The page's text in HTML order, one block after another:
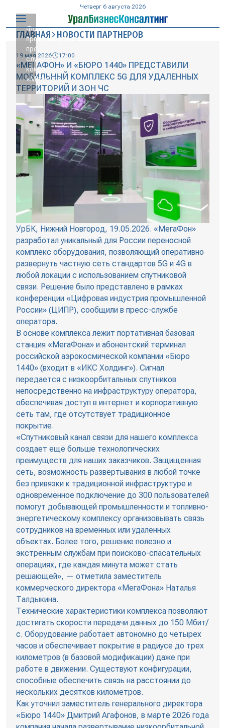
Четверг 6 августа 2026
ГЛАВНАЯ НОВОСТИ ПАРТНЕРОВ
19 мая 2026 17:00
«МЕГАФОН» И «БЮРО 1440» ПРЕДСТАВИЛИ
МОБИЛЬНЫЙ КОМПЛЕКС 5G ДЛЯ УДАЛЕННЫХ
ТЕРРИТОРИЙ И ЗОН ЧС
Фото
предоставлено
пресс-
службой
компании
«МегаФон»
УрБК, Нижний Новгород, 19.05.2026. «МегаФон»
разработал уникальный для России переносной
комплекс оборудования, позволяющий оперативно
развернуть частную сеть стандартов 5G и 4G в
любой локации с использованием спутниковой
связи. Решение было представлено в рамках
конференции «Цифровая индустрия промышленной
России» (ЦИПР), сообщили в пресс-службе
оператора.
В основе комплекса лежит портативная базовая
станция «МегаФона» и абонентский терминал
российской аэрокосмической компании «Бюро
1440» (входит в «ИКС Холдинг»). Сигнал
передается с низкоорбитальных спутников
непосредственно на инфраструктуру оператора,
обеспечивая доступ в интернет и корпоративную
сеть там, где отсутствует традиционное
покрытие.
«Спутниковый канал связи для нашего комплекса
создает ещё больше технологических
преимуществ для наших заказчиков. Защищенная
сеть, возможность развёртывания в любой точке
без привязки к традиционной инфраструктуре и
одновременное подключение до 300 пользователей
помогут добывающей промышленности и топливно-
энергетическому комплексу организовывать связь
сотрудников на временных или удаленных
объектах. Более того, решение полезно и
экстренным службам при поисково-спасательных
операциях, где каждая минута может стать
решающей», — отметила заместитель
коммерческого директора «МегаФона» Наталья
Талдыкина.
Технические характеристики комплекса позволяют
достигать скорости передачи данных до 150 Мбит/
с. Оборудование работает автономно до четырех
часов и обеспечивает покрытие в радиусе до трех
километров (в базовой модификации) даже при
работе в движении. Существуют конфигурации,
способные обеспечить связь на расстоянии до
нескольких десятков километров.
Как уточнил заместитель генерального директора
«Бюро 1440» Дмитрий Агафонов, в марте 2026 года